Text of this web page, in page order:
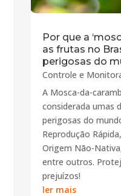
Por que a
as frutas no
perigosas do
Controle e
A Mosca-da-
considerada umas
perigosas do
Reprodução
Origem Não-
entre outros.
prejuízos!
ler mais